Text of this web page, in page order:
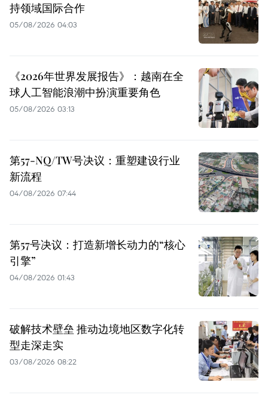
持领域国际合作
05/08/2026 04:03
《2026年世界发展报告》：越南在全
球人工智能浪潮中扮演重要角色
05/08/2026 03:13
第57-NQ/TW号决议：重塑建设行业
新流程
04/08/2026 07:44
第57号决议：打造新增长动力的“核心
引擎”
04/08/2026 01:43
破解技术壁垒 推动边境地区数字化转
型走深走实
03/08/2026 08:22